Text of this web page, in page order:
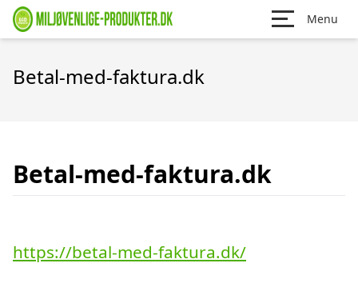
Menu
Betal-med-faktura.dk
Betal-med-faktura.dk
https://betal-med-faktura.dk/